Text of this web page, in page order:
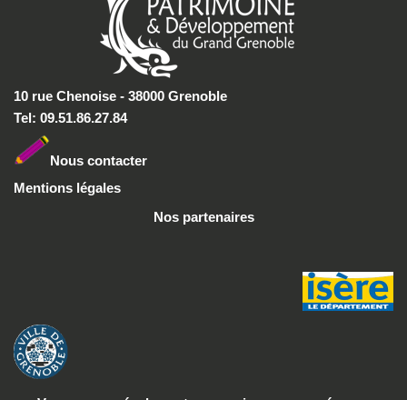
10 rue Chenoise - 38000 Grenoble
Tel: 09.51.86.27.84
Nous contacter
Mentions légales
Nos partenaires